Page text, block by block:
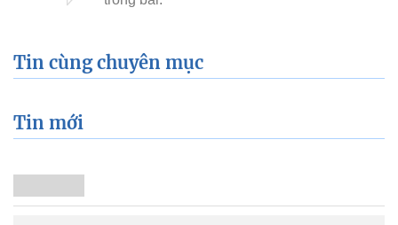
Tin cùng chuyên mục
Tin mới